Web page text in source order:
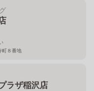
町８番地
ラザ稲沢店